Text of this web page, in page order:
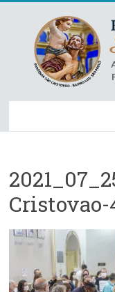
content
Paróquia
São
–
Luz
Arquidiocese
Paulo
Cristovao-